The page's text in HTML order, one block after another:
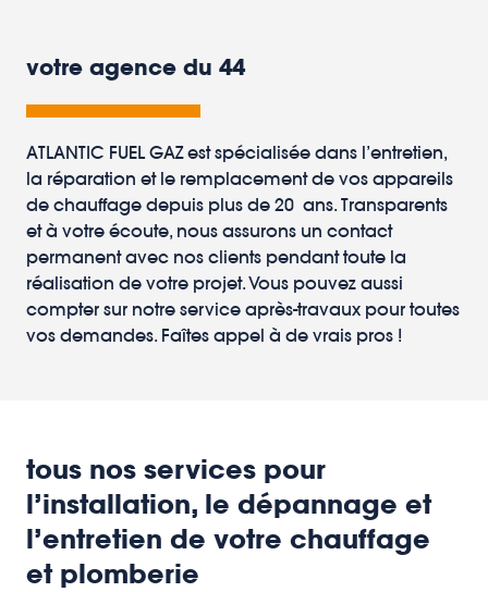
votre agence du 44
ATLANTIC FUEL GAZ est spécialisée dans l’entretien,
la réparation et le remplacement de vos appareils
de chauffage depuis plus de 20 ans. Transparents
et à votre écoute, nous assurons un contact
permanent avec nos clients pendant toute la
réalisation de votre projet. Vous pouvez aussi
compter sur notre service après-travaux pour toutes
vos demandes. Faîtes appel à de vrais pros !
tous nos services pour
l’installation, le dépannage et
l’entretien de votre chauffage
et plomberie